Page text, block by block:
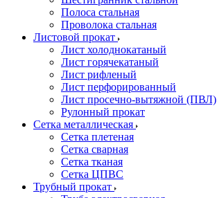
Полоса стальная
Проволока стальная
Листовой прокат
Лист холоднокатаный
Лист горячекатаный
Лист рифленый
Лист перфорированный
Лист просечно-вытяжной (ПВЛ)
Рулонный прокат
Сетка металлическая
Сетка плетеная
Сетка сварная
Сетка тканая
Сетка ЦПВС
Трубный прокат